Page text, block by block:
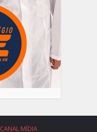
CANAL MÍDIA